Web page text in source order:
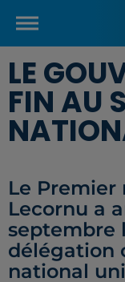
LE
FIN AU
Le Premier
Lecornu a
septembre
délégation
national